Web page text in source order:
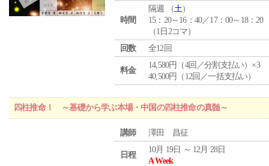
時間
隔週 （土）
15：20～16：40／17：00～18：20
（1日2コマ）
回数
全12回
料金
14,580円（4回／分割支払い）×3
40,500円（12回／一括支払い）
四柱推命Ⅰ ～基礎から学ぶ本場・中国の四柱推命の真髄～
講師 澤田 昌征
日程
10月 19日 ～ 12月 28日
A Week